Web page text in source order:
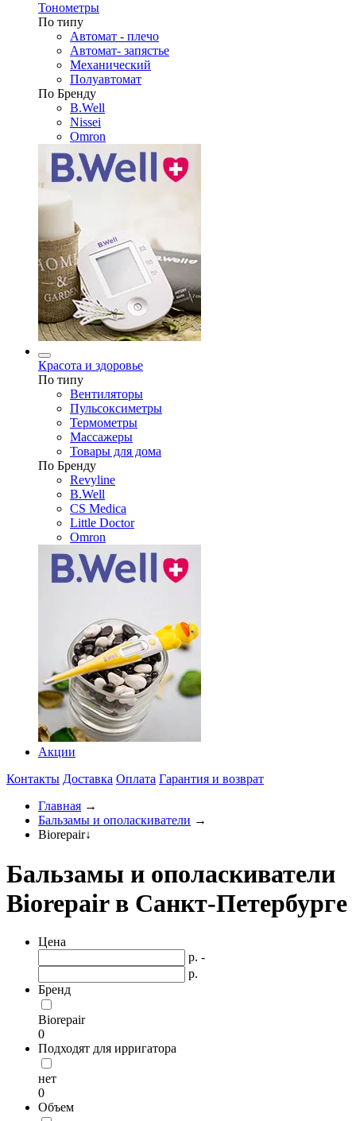
Тонометры
По типу
Автомат - плечо
Автомат- запястье
Механический
Полуавтомат
По Бренду
B.Well
Nissei
Omron
Красота и здоровье
По типу
Вентиляторы
Пульсоксиметры
Термометры
Массажеры
Товары для дома
По Бренду
Revyline
B.Well
CS Medica
Little Doctor
Omron
Акции
Контакты Доставка Оплата Гарантия и возврат
Главная →
Бальзамы и ополаскиватели →
Biorepair↓
Бальзамы и ополаскиватели
Biorepair в Санкт-Петербурге
Цена
р. -
р.
Бренд
Biorepair
0
Подходят для ирригатора
нет
0
Объем